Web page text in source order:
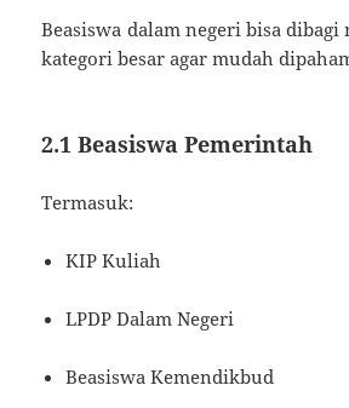
Beasiswa dalam negeri bisa dibagi
kategori besar agar mudah
2.1 Beasiswa Pemerintah
Termasuk:
KIP Kuliah
LPDP Dalam Negeri
Beasiswa Kemendikbud